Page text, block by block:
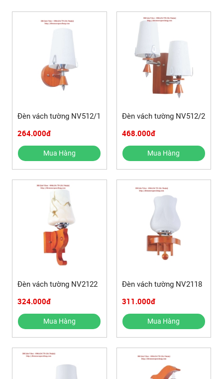
Đèn vách tường NV512/1
264.000đ
Mua Hàng
Đèn vách tường NV512/2
468.000đ
Mua Hàng
Đèn vách tường NV2122
324.000đ
Mua Hàng
Đèn vách tường NV2118
311.000đ
Mua Hàng